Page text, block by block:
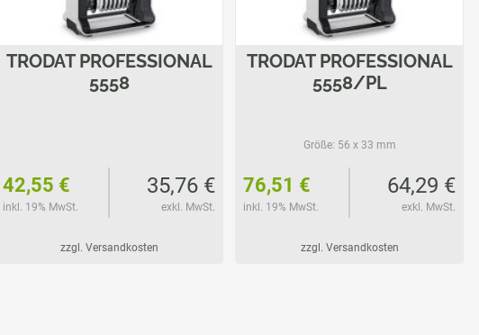
TRODAT PROFESSIONAL
5558
42,55 €
inkl. 19% MwSt.
35,76 €
exkl. MwSt.
zzgl. Versandkosten
TRODAT PROFESSIONAL
5558/PL
Größe: 56 x 33 mm
76,51 €
inkl. 19% MwSt.
64,29 €
exkl. MwSt.
zzgl. Versandkosten